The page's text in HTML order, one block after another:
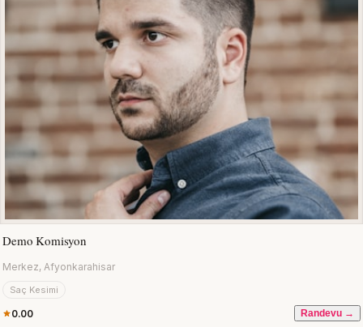
Demo Komisyon
Merkez, Afyonkarahisar
Saç Kesimi
0.00 Randevu →